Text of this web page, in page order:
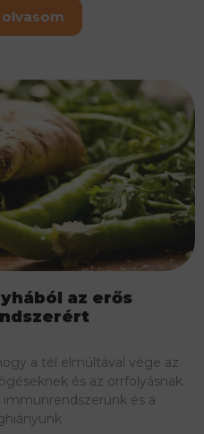
az erős
a tél elmúltával vége az
és az orrfolyásnak.
immunrendszerünk és a